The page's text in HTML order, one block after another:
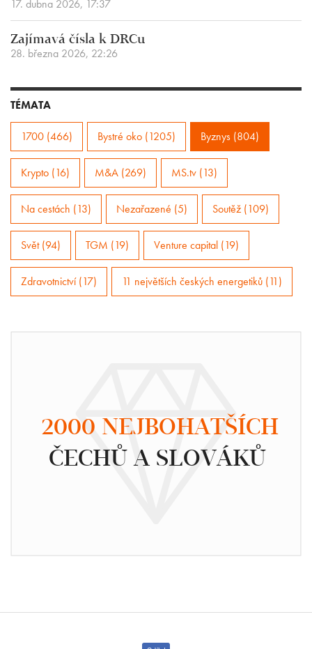
17. dubna 2026, 17:37
Zajímavá čísla k DRCu
28. března 2026, 22:26
TÉMATA
1700 (466) Bystré oko (1205) Byznys (804)
Krypto (16) M&A (269) MS.tv (13)
Na cestách (13) Nezařazené (5) Soutěž (109)
Svět (94) TGM (19) Venture capital (19)
Zdravotnictví (17) 11 největších českých energetiků (11)
2000 NEJBOHATŠÍCH
ČECHŮ A SLOVÁKŮ